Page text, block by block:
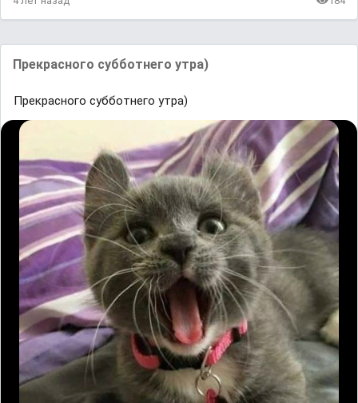
Прекрасного субботнего утра)
Прекрасного субботнего утра)